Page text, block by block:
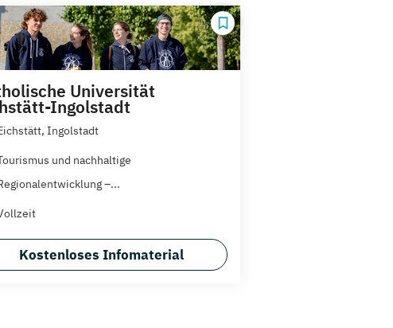
Universität
Ingolstadt
Ingolstadt
und nachhaltige
–...
Kostenloses Infomaterial